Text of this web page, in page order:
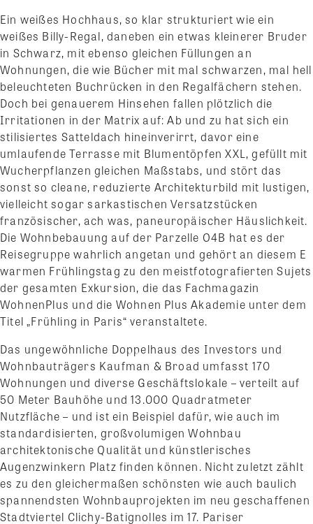
Ein weißes Hochhaus, so klar strukturiert wie ein
weißes Billy-Regal, daneben ein etwas kleinerer Bruder
in Schwarz, mit ebenso gleichen Füllungen an
Wohnungen, die wie Bücher mit mal schwarzen, mal hell
beleuchteten Buchrücken in den Regalfächern stehen.
Doch bei genauerem Hinsehen fallen plötzlich die
Irritationen in der Matrix auf: Ab und zu hat sich ein
stilisiertes Satteldach hineinverirrt, davor eine
umlaufende Terrasse mit Blumentöpfen XXL, gefüllt mit
Wucherpflanzen gleichen Maßstabs, und stört das
sonst so cleane, reduzierte Architekturbild mit lustigen,
vielleicht sogar sarkastischen Versatzstücken
französischer, ach was, paneuropäischer Häuslichkeit.
Die Wohnbebauung auf der Parzelle O4B hat es der
Reisegruppe wahrlich angetan und gehört an diesem E
warmen Frühlingstag zu den meistfotografierten Sujets
der gesamten Exkursion, die das Fachmagazin
WohnenPlus und die Wohnen Plus Akademie unter dem
Titel „Frühling in Paris“ veranstaltete.
Das ungewöhnliche Doppelhaus des Investors und
Wohnbauträgers Kaufman & Broad umfasst 170
Wohnungen und diverse Geschäftslokale – verteilt auf
50 Meter Bauhöhe und 13.000 Quadratmeter
Nutzfläche – und ist ein Beispiel dafür, wie auch im
standardisierten, großvolumigen Wohnbau
architektonische Qualität und künstlerisches
Augenzwinkern Platz finden können. Nicht zuletzt zählt
es zu den gleichermaßen schönsten wie auch baulich
spannendsten Wohnbauprojekten im neu geschaffenen
Stadtviertel Clichy-Batignolles im 17. Pariser